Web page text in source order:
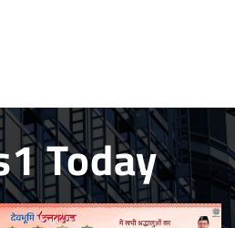
Today